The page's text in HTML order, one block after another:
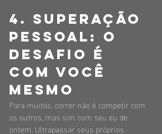
4. Superação
pessoal: o
desafio é
com você
mesmo
Para muitos, correr não é competir com
os outros, mas sim com seu eu de
ontem. Ultrapassar seus próprios